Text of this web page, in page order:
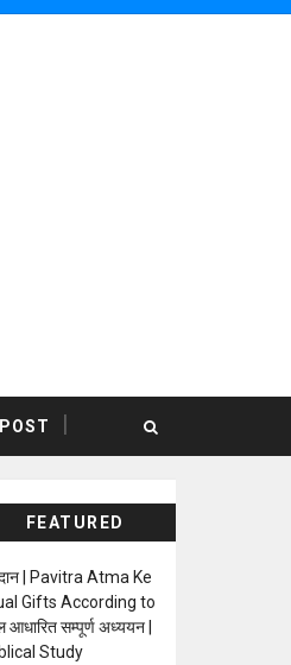
FEATURED
| Pavitra Atma Ke
Gifts According to
सम्पूर्ण अध्ययन |
Study